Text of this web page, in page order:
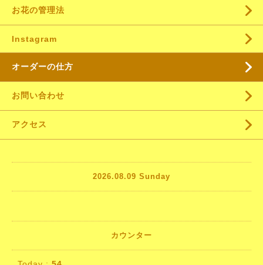
お花の管理法
Instagram
オーダーの仕方
お問い合わせ
アクセス
2026.08.09 Sunday
カウンター